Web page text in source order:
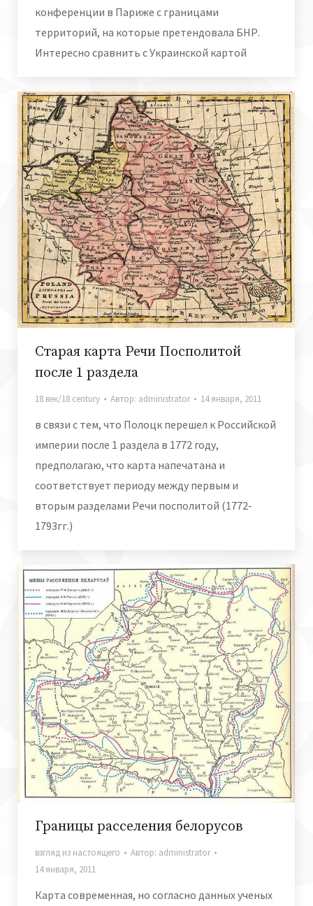
конференции в Париже с границами
территорий, на которые претендовала БНР.
Интересно сравнить с Украинской картой
Старая карта Речи Посполитой
после 1 раздела
18 век/18 century Автор: administrator 14 января, 2011
в связи с тем, что Полоцк перешел к Российской
империи после 1 раздела в 1772 году,
предполагаю, что карта напечатана и
соответствует периоду между первым и
вторым разделами Речи посполитой (1772-
1793гг.)
Границы расселения белорусов
взгляд из настоящего Автор: administrator
14 января, 2011
Карта современная, но согласно данных ученых